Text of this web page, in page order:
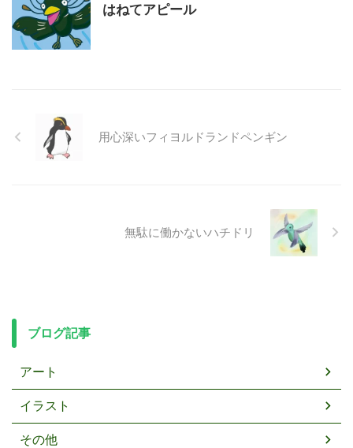
はねてアピール
用心深いフィヨルドランドペンギン
無駄に働かないハチドリ
ブログ記事
アート
イラスト
その他